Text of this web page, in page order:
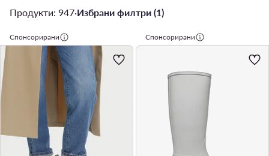
Продукти: 947·Избрани филтри (1)
Спонсорирани Спонсорирани